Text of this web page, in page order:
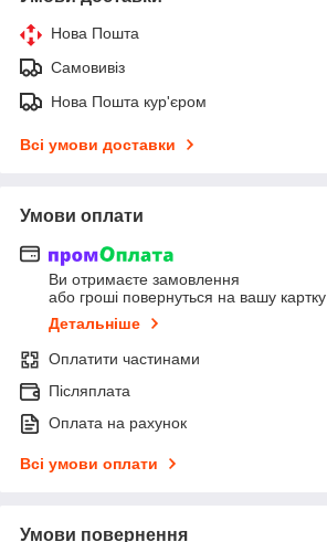
Нова Пошта
Самовивіз
Нова Пошта кур'єром
Всі умови доставки
Умови оплати
Ви отримаєте замовлення
або гроші повернуться на вашу картку
Детальніше
Оплатити частинами
Післяплата
Оплата на рахунок
Всі умови оплати
Умови повернення